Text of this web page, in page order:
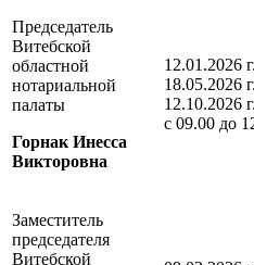
Председатель
Витебской
областной
нотариальной
палаты
Горнак Инесса
Викторовна
12.01.2026
18.05.2026
12.10.2026
с 09.00 до
Заместитель
председателя
Витебской